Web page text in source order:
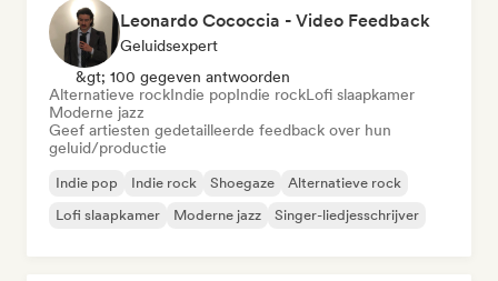
Leonardo Cococcia - Video Feedback
Geluidsexpert
&gt; 100 gegeven antwoorden
Alternatieve rockIndie popIndie rockLofi slaapkamer
Moderne jazz
Geef artiesten gedetailleerde feedback over hun
geluid/productie
Indie pop Indie rock Shoegaze
Alternatieve rock
Lofi slaapkamer
Moderne jazz Singer-liedjesschrijver